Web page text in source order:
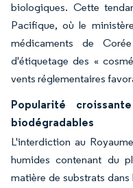
biologiques. Cette
Pacifique, où le
médicaments de
d'étiquetage des «
vents réglementaires
Popularité
biodégradables
L'interdiction au
humides contenant du
matière de substrats